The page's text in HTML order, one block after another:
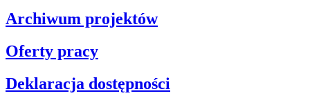
Archiwum projektów
Oferty pracy
Deklaracja dostępności